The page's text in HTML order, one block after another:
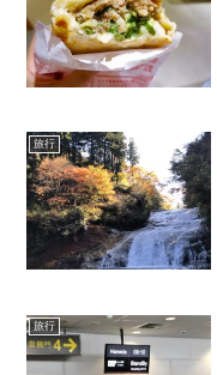
旅行
旅行